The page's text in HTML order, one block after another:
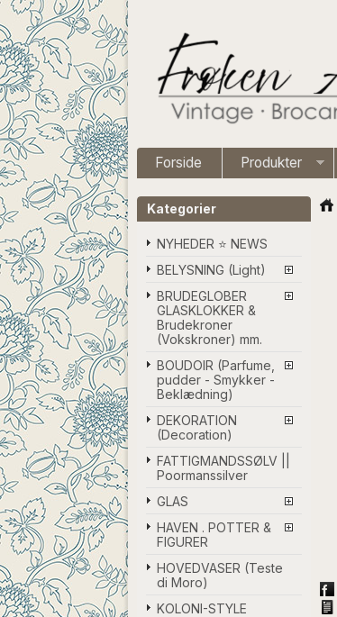
Forside Produkter
Kategorier
NYHEDER ⭐ NEWS
BELYSNING (Light)
BRUDEGLOBER
GLASKLOKKER &
Brudekroner
(Vokskroner) mm.
BOUDOIR (Parfume,
pudder - Smykker -
Beklædning)
DEKORATION
(Decoration)
FATTIGMANDSSØLV ||
Poormanssilver
GLAS
HAVEN . POTTER &
FIGURER
HOVEDVASER (Teste
di Moro)
KOLONI-STYLE